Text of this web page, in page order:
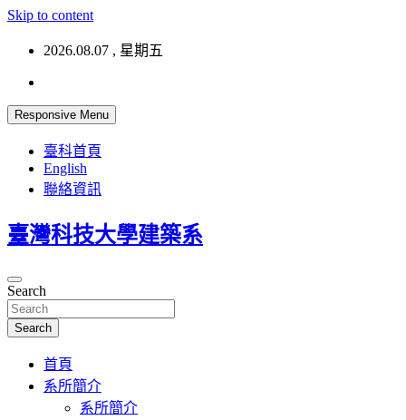
Skip to content
2026.08.07 , 星期五
Responsive Menu
臺科首頁
English
聯絡資訊
臺灣科技大學建築系
Search
Search
首頁
系所簡介
系所簡介